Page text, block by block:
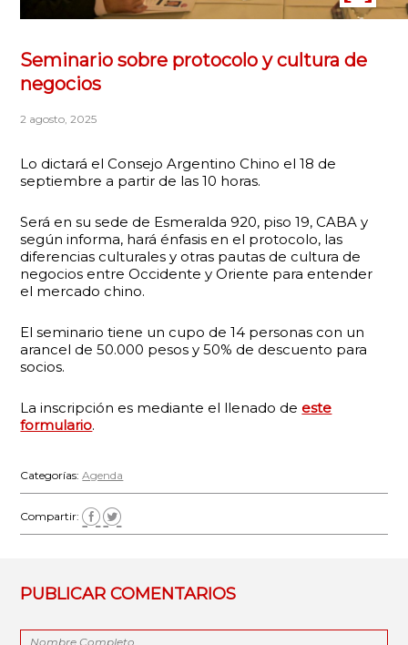
Seminario sobre protocolo y cultura de
negocios
2 agosto, 2025
Lo dictará el Consejo Argentino Chino el 18 de
septiembre a partir de las 10 horas.
Será en su sede de Esmeralda 920, piso 19, CABA y
según informa, hará énfasis en el protocolo, las
diferencias culturales y otras pautas de cultura de
negocios entre Occidente y Oriente para entender
el mercado chino.
El seminario tiene un cupo de 14 personas con un
arancel de 50.000 pesos y 50% de descuento para
socios.
La inscripción es mediante el llenado de este
formulario.
Categorías:Agenda
Compartir:
PUBLICAR COMENTARIOS